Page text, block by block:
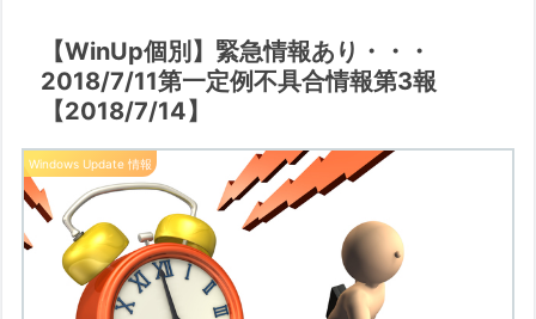
【WinUp個別】緊急情報あり・・・
2018/7/11第一定例不具合情報第3報
【2018/7/14】
Windows Update 情報